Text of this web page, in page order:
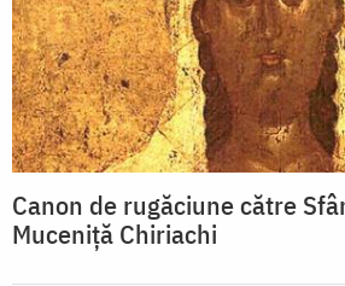
Canon de rugăciune către
Muceniţă Chiriachi